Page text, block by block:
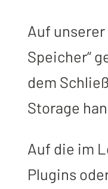
Auf
Speicher“
dem
Storage
Auf die im
Plugins